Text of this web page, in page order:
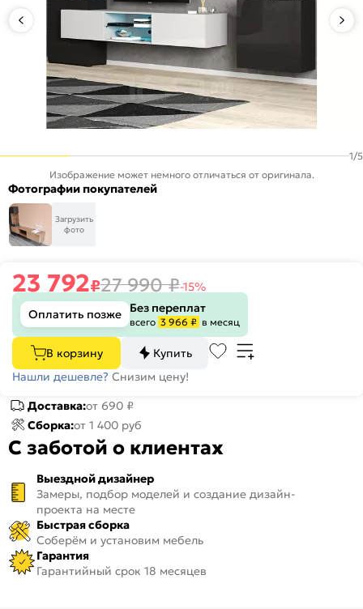
1/5
Изображение может немного отличаться от оригинала.
Фотографии покупателей
Загрузить
фото
23 792₽27 990₽-15%
Оплатить позже
Без переплат
всего 3 966 ₽ в месяц
В корзину
Купить
Нашли дешевле? Снизим цену!
Доставка:от 690 ₽
Сборка:от 1 400 руб
С заботой о клиентах
Выездной дизайнер
Замеры, подбор моделей и создание дизайн-
проекта на месте
Быстрая сборка
Соберём и установим мебель
Гарантия
Гарантийный срок 18 месяцев